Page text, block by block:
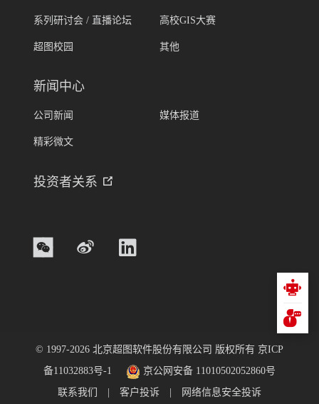
系列研讨会 / 直播论坛 高校GIS大赛
超图校园 其他
新闻中心
公司新闻 媒体报道
精彩微文
投资者关系
© 1997-2026 北京超图软件股份有限公司 版权所有 京ICP
备11032883号-1
京公网安备 11010502052860号
联系我们
客户投诉 网络信息安全投诉